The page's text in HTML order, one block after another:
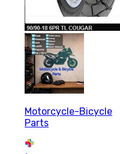
Motorcycle-Bicycle
Parts